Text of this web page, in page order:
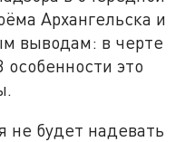
Архангельска и
выводам: в черте
особенности это
не будет надевать